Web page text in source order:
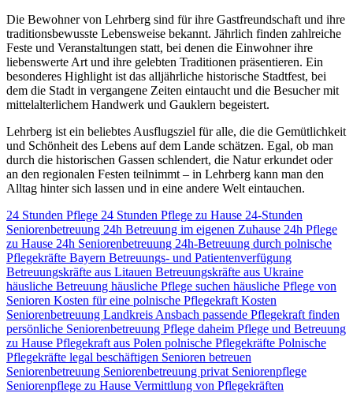
Die Bewohner von Lehrberg sind für ihre Gastfreundschaft und ihre
traditionsbewusste Lebensweise bekannt. Jährlich finden zahlreiche
Feste und Veranstaltungen statt, bei denen die Einwohner ihre
liebenswerte Art und ihre gelebten Traditionen präsentieren. Ein
besonderes Highlight ist das alljährliche historische Stadtfest, bei
dem die Stadt in vergangene Zeiten eintaucht und die Besucher mit
mittelalterlichem Handwerk und Gauklern begeistert.
Lehrberg ist ein beliebtes Ausflugsziel für alle, die die Gemütlichkeit
und Schönheit des Lebens auf dem Lande schätzen. Egal, ob man
durch die historischen Gassen schlendert, die Natur erkundet oder
an den regionalen Festen teilnimmt – in Lehrberg kann man den
Alltag hinter sich lassen und in eine andere Welt eintauchen.
24 Stunden Pflege 24 Stunden Pflege zu Hause 24-Stunden
Seniorenbetreuung 24h Betreuung im eigenen Zuhause 24h Pflege
zu Hause 24h Seniorenbetreuung 24h-Betreuung durch polnische
Pflegekräfte Bayern Betreuungs- und Patientenverfügung
Betreuungskräfte aus Litauen Betreuungskräfte aus Ukraine
häusliche Betreuung häusliche Pflege suchen häusliche Pflege von
Senioren Kosten für eine polnische Pflegekraft Kosten
Seniorenbetreuung Landkreis Ansbach passende Pflegekraft finden
persönliche Seniorenbetreuung Pflege daheim Pflege und Betreuung
zu Hause Pflegekraft aus Polen polnische Pflegekräfte Polnische
Pflegekräfte legal beschäftigen Senioren betreuen
Seniorenbetreuung Seniorenbetreuung privat Seniorenpflege
Seniorenpflege zu Hause Vermittlung von Pflegekräften